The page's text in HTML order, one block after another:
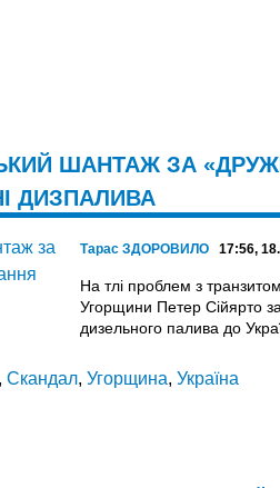
ШАНТАЖ ЗА
ДИЗПАЛИВА
Тарас ЗДОРОВИЛО 17:56,
На тлі проблем з
Угорщини Петер Сійярто
дизельного палива до
, Скандал, Угорщина, Україна